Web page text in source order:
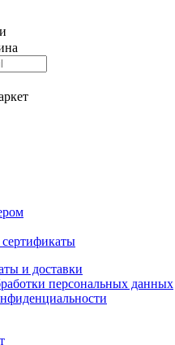
и доставки
персональных данных